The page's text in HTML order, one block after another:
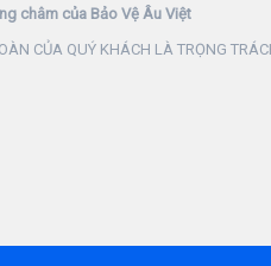
châm của Bảo Vệ Âu Việt
CỦA QUÝ KHÁCH LÀ TRỌNG